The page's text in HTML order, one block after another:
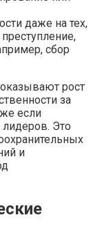
даже на тех,
сбор
рост
за
если
Это
и